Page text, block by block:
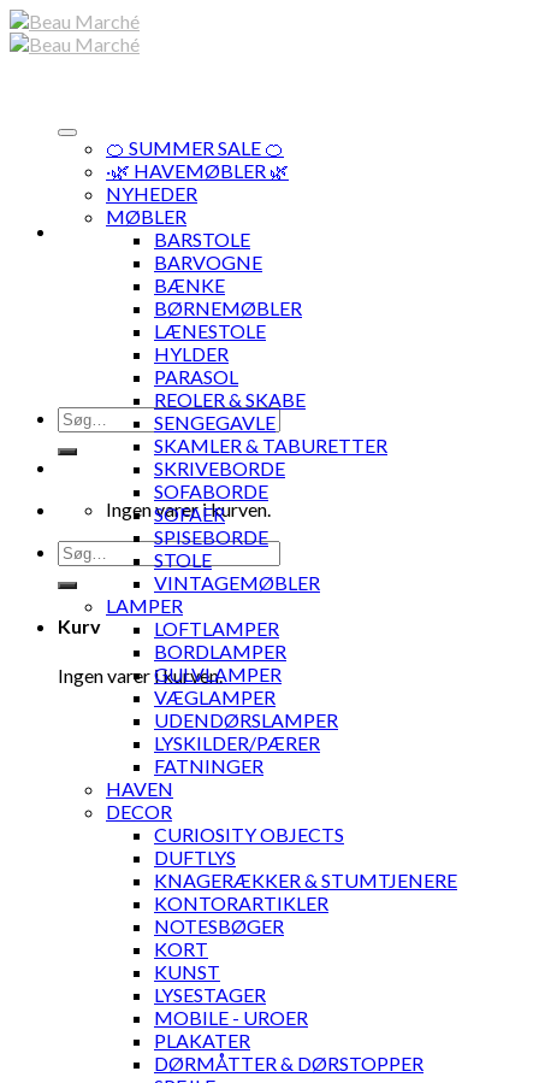
Skip
to
Søg
efter:
Ingen varer i kurven.
Søg
efter:
Kurv
Ingen varer i kurven.
🍊 SUMMER SALE 🍊
·🌿 HAVEMØBLER 🌿
NYHEDER
MØBLER
BARSTOLE
BARVOGNE
BÆNKE
BØRNEMØBLER
LÆNESTOLE
HYLDER
PARASOL
REOLER & SKABE
SENGEGAVLE
SKAMLER & TABURETTER
SKRIVEBORDE
SOFABORDE
SOFAER
SPISEBORDE
STOLE
VINTAGEMØBLER
LAMPER
LOFTLAMPER
BORDLAMPER
GULVLAMPER
VÆGLAMPER
UDENDØRSLAMPER
LYSKILDER/PÆRER
FATNINGER
HAVEN
DECOR
CURIOSITY OBJECTS
DUFTLYS
KNAGERÆKKER & STUMTJENERE
KONTORARTIKLER
NOTESBØGER
KORT
KUNST
LYSESTAGER
MOBILE - UROER
PLAKATER
DØRMÅTTER & DØRSTOPPER